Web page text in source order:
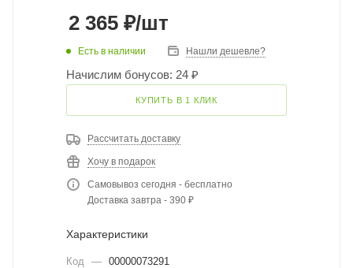
2 365 ₽/шт
Есть в наличии Нашли дешевле?
Начислим бонусов: 24 ₽
КУПИТЬ В 1 КЛИК
Рассчитать доставку
Хочу в подарок
Самовывоз сегодня - бесплатно
Доставка завтра - 390 ₽
Характеристики
Код — 00000073291